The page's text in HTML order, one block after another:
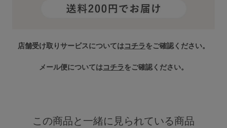
店舗受け取りサービスについてはコチラ をご確認ください。
メール便についてはコチラ をご確認ください。
この商品と一緒に見られている商品